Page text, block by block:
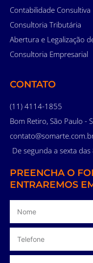
Contabilidade Consultiva
Consultoria Tributária
Abertura e Legalização
Consultoria Empresarial
CONTATO
(11) 4114-1855
Bom Retiro, São Paulo -
De segunda a sexta
PREENCHA O
ENTRAREMOS